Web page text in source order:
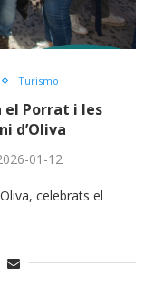
Turismo
el Porrat i les
d’Oliva
01-12
celebrats el